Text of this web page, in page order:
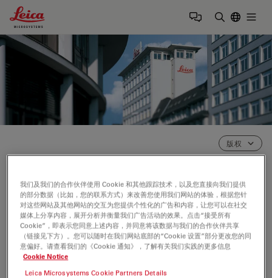
Leica Microsystems Logo
版权
Imprint
International Headquarters
Leica Microsystems GmbH
Ernst-Leitz-Strasse 17-37
我们及我们的合作伙伴使用 Cookie 和其他跟踪技术，以及您直接向我们提供
的部分数据（比如，您的联系方式）来改善您使用我们网站的体验，根据您针
对这些网站及其他网站的交互为您提供个性化的广告和内容，让您可以在社交
媒体上分享内容，展开分析并衡量我们广告活动的效果。点击“接受所有
Cookie”，即表示您同意上述内容，并同意将该数据与我们的合作伙伴共享
（链接见下方）。您可以随时在我们网站底部的“Cookie 设置”部分更改您的同
意偏好。请查看我们的《Cookie 通知》，了解有关我们实践的更多信息
Cookie Notice
Leica Microsystems Cookie Partners Details